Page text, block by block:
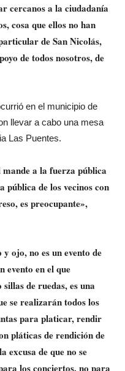
cercanos a la ciudadanía
cosa que ellos no han
de San Nicolás,
de todos nosotros, de
en el municipio de
llevar a cabo una mesa
Las Puentes.
a la fuerza pública
de los vecinos con
es preocupante»,
ojo, no es un evento de
evento en el que
de ruedas, es una
se realizarán todos los
para platicar, rendir
pláticas de rendición de
excusa de que no se
los conciertos, no para